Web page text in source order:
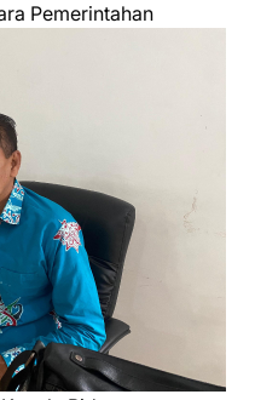
Pemerintahan